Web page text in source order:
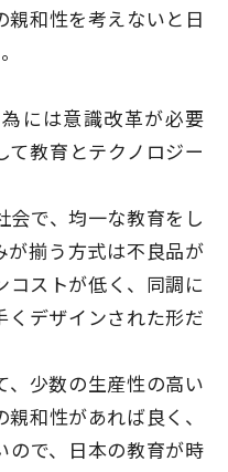
和性を考えないと日
には意識改革が必要
て教育とテクノロジー
会で、均一な教育をし
が揃う方式は不良品が
コストが低く、同調に
くデザインされた形だ
、少数の生産性の高い
和性があれば良く、
ので、日本の教育が時